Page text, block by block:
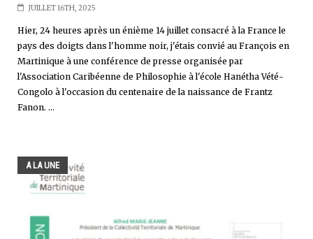
JUILLET 16TH, 2025
Hier, 24 heures après un énième 14 juillet consacré à la France le
pays des doigts dans l'homme noir, j'étais convié au François en
Martinique à une conférence de presse organisée par
l'Association Caribéenne de Philosophie à l'école Hanétha Vété-
Congolo à l'occasion du centenaire de la naissance de Frantz
Fanon. ...
A LA UNE